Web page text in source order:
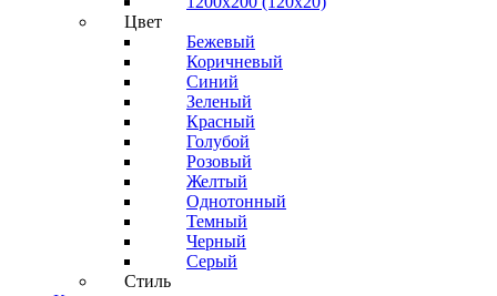
Цвет
Бежевый
Коричневый
Синий
Зеленый
Красный
Голубой
Розовый
Желтый
Однотонный
Темный
Черный
Серый
Стиль